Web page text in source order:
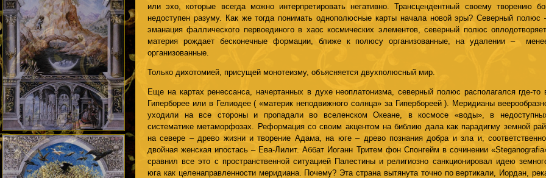
или эхо, которые всегда можно интерпретировать негативно. Трансцендентный своему творению
недоступен разуму. Как же тогда понимать однополюсные карты начала новой эры? Северный полюс
эманация фаллического первоединого в хаос космических элементов, северный полюс оплодотворяет,
материя рождает бесконечные формации, ближе к полюсу организованные, на удалении –
организованные.
Только дихотомией, присущей монотеизму, объясняется двухполюсный мир.
Еще на картах ренессанса, начертанных в духе неоплатонизма, северный полюс располагался где-то
Гиперборее или в Гелиодее ( «материк неподвижного солнца» за Гипербореей ). Меридианы
уходили на все стороны и пропадали во вселенском Океане, в космосе «воды», в
систематике метаморфозах. Реформация со своим акцентом на библию дала как парадигму земной
на севере – древо жизни и творение Адама, на юге – древо познания добра и зла и, соответственно,
двойная женская ипостась – Ева-Лилит. Аббат Иоганн Тритем фон Спонгейм в сочинении
сравнил все это с пространственной ситуацией Палестины и религиозно санкционировал идею
юга как целенаправленности меридиана. Почему? Эта страна вытянута точно по вертикали, Иордан,